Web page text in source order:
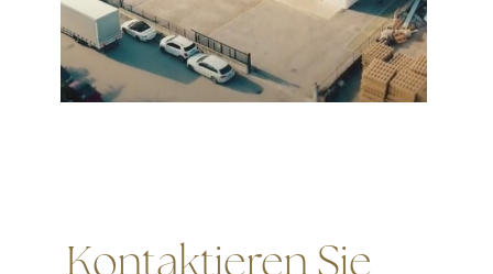
Kontaktieren Sie